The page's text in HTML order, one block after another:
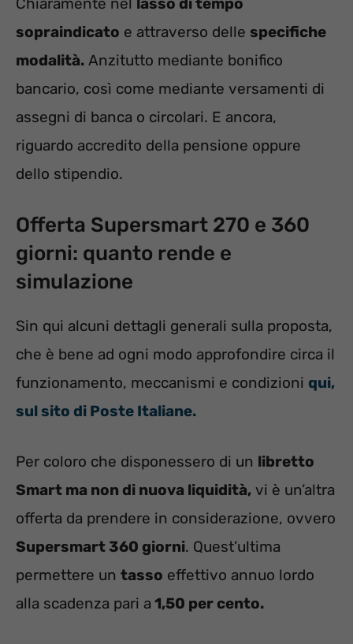
Chiaramente nel
lasso di tempo
sopraindicato e attraverso delle specifiche
modalità. Anzitutto mediante bonifico
bancario, così come mediante versamenti di
assegni di banca o circolari. E ancora,
riguardo accredito della pensione oppure
dello stipendio.
Offerta Supersmart 270 e 360
giorni: quanto rende e
simulazione
Sin qui alcuni dettagli generali sulla proposta,
che è bene ad ogni modo approfondire circa il
funzionamento, meccanismi e condizioni qui,
sul sito di Poste Italiane.
Per coloro che disponessero di un libretto
Smart ma non di nuova liquidità, vi è un’altra
offerta da prendere in considerazione, ovvero
Supersmart 360 giorni. Quest’ultima
permettere un tasso effettivo annuo lordo
alla scadenza pari a 1,50 per cento.